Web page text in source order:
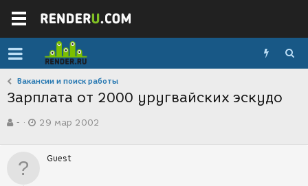
Вакансии и поиск работы
Зарплата от 2000 уругвайских эскудо
в
р
-
а
29 мар 2002
Guest